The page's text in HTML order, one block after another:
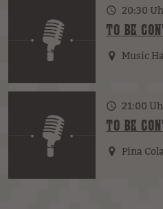
20:30
TO BE
Music
21:00
TO BE
Pina